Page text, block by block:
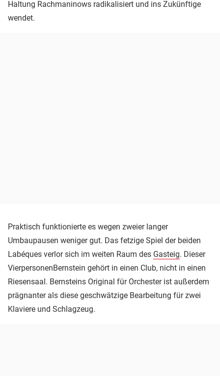
Haltung Rachmaninows radikalisiert und ins Zukünftige
wendet.
Praktisch funktionierte es wegen zweier langer
Umbaupausen weniger gut. Das fetzige Spiel der beiden
Labéques verlor sich im weiten Raum des Gasteig. Dieser
VierpersonenBernstein gehört in einen Club, nicht in einen
Riesensaal. Bernsteins Original für Orchester ist außerdem
prägnanter als diese geschwätzige Bearbeitung für zwei
Klaviere und Schlagzeug.